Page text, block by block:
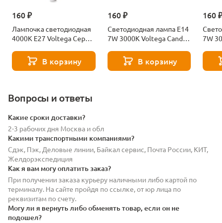
160 ₽
Лампочка светодиодная
4000К Е27 Voltega Серия
В корзину
160 ₽
Светодиодная лампа E14
7W 3000K Voltega Candle
В корзину
160
7W
Вопросы и ответы
Какие сроки доставки?
2-3 рабочих дня Москва и обл
Какими транспортными компаниями?
Сдэк, Пэк, Деловые линии, Байкал сервис, Почта России, КИТ,
Желдорэкспедиция
Как я вам могу оплатить заказ?
При получении заказа курьеру наличными либо картой по
терминалу. На сайте пройдя по ссылке, от юр лица по
реквизитам по счету.
Могу ли я вернуть либо обменять товар, если он не
подошел?